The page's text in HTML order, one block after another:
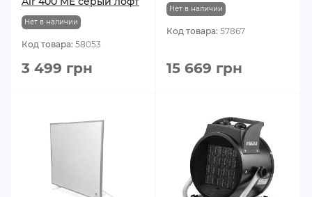
Нет в наличии
Код товара: 58053
3 499 грн
Нет в наличии
Код товара: 57867
15 669 грн